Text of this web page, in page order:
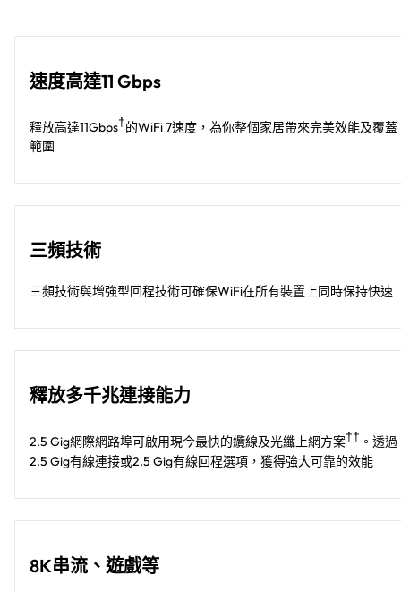
速度高達11 Gbps
釋放高達11Gbps†的WiFi 7速度，為你整個家居帶來完美效能及覆蓋
範圍​
三頻技術
三頻技術與增強型回程技術可確保WiFi在所有裝置上同時保持快速
釋放多千兆連接能力
2.5 Gig網際網路埠可啟用現今最快的纜線及光纖上網方案†† 。透過
2.5 Gig有線連接或2.5 Gig有線回程選項，獲得強大可靠的效能​​
8K串流、遊戲等